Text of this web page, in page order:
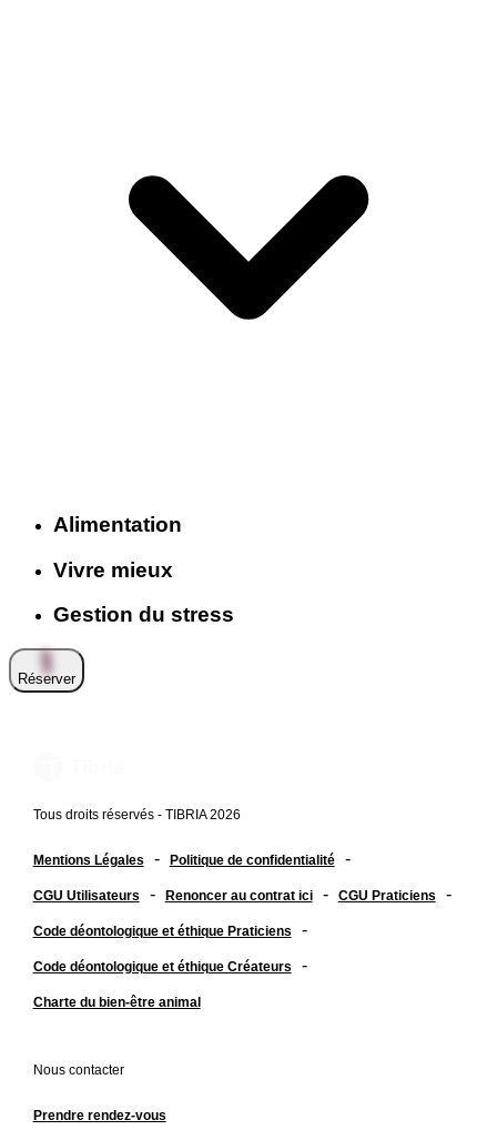
Alimentation
Vivre mieux
Gestion du stress
Réserver
Tous droits réservés - TIBRIA 2026
Mentions Légales - Politique de confidentialité -
CGU Utilisateurs - Renoncer au contrat ici - CGU Praticiens -
Code déontologique et éthique Praticiens -
Code déontologique et éthique Créateurs -
Charte du bien-être animal
Nous contacter
Prendre rendez-vous